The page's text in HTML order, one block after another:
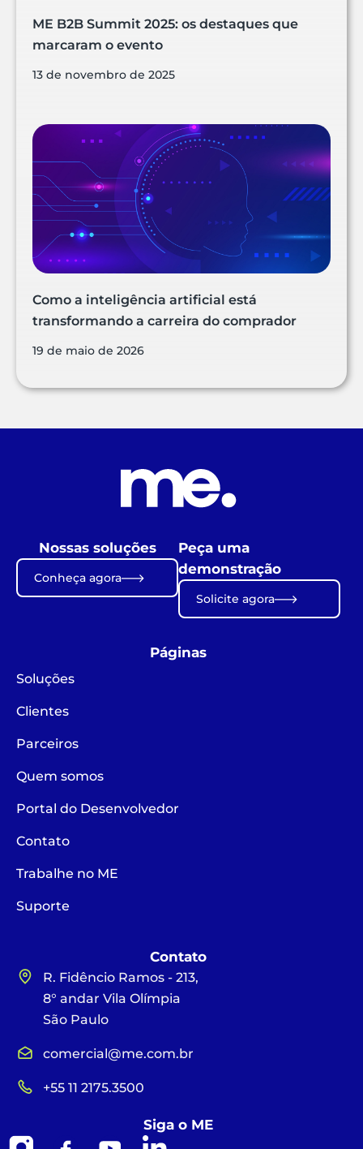
ME B2B Summit 2025: os destaques que
marcaram o evento
13 de novembro de 2025
Como a inteligência artificial está
transformando a carreira do comprador
19 de maio de 2026
Nossas soluções
Conheça agora
Peça uma
demonstração
Solicite agora
Páginas
Soluções
Clientes
Parceiros
Quem somos
Portal do Desenvolvedor
Contato
Trabalhe no ME
Suporte
Contato
R. Fidêncio Ramos - 213,
8° andar Vila Olímpia
São Paulo
comercial@me.com.br
+55 11 2175.3500
Siga o ME